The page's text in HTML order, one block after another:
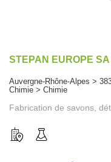
STEPAN EUROPE SA
Auvergne-Rhône-Alpes >
Chimie > Chimie
Fabrication de savons,